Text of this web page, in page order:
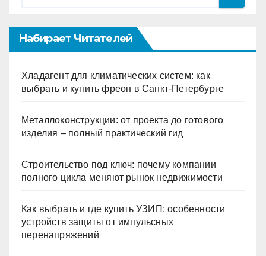
Набирает Читателей
Хладагент для климатических систем: как
выбрать и купить фреон в Санкт-Петербурге
Металлоконструкции: от проекта до готового
изделия – полный практический гид
Строительство под ключ: почему компании
полного цикла меняют рынок недвижимости
Как выбрать и где купить УЗИП: особенности
устройств защиты от импульсных
перенапряжений